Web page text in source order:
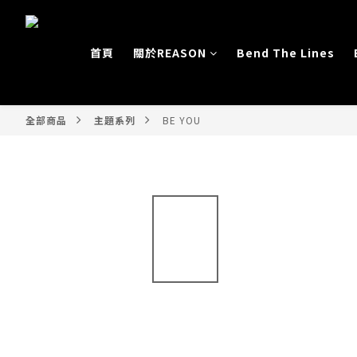
首頁 關於REASON Bend The Lines
全部商品 主題系列 BE YOU